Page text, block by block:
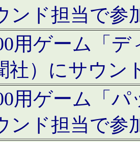
ンド担当で参
用ゲーム「
社）にサウン
用ゲーム「
ンド担当で参